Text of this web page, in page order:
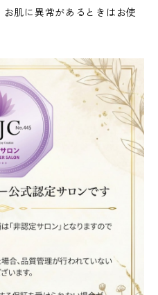
肌に異常があるときはお使